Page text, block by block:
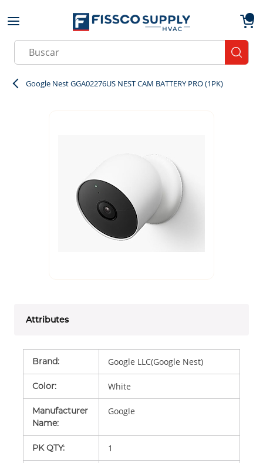
Skip to main content
Site Search
Google Nest GGA02276US NEST CAM BATTERY PRO (1PK)
Attributes
Brand: Google LLC(Google Nest)
Color: White
Manufacturer
Name:
Google
PK QTY: 1